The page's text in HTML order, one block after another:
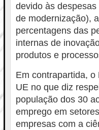
devido às
de modernização),
percentagens das
internas de
produtos e
Em contrapartida, o
UE no que diz
população dos 30
emprego em
empresas com a